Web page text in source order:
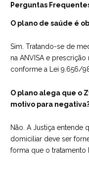
Perguntas
O plano de saúde é
Sim. Tratando-se de
na ANVISA e
conforme a Lei 9.656/
O plano alega que o
motivo para
Não. A Justiça entende
domiciliar deve ser
forma que o tratamento